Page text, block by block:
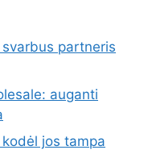
partneris
auganti
jos tampa